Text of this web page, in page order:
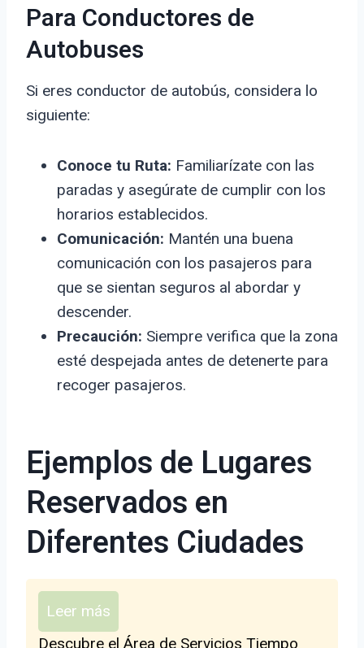
Para Conductores de
Autobuses
Si eres conductor de autobús, considera lo
siguiente:
Conoce tu Ruta: Familiarízate con las
paradas y asegúrate de cumplir con los
horarios establecidos.
Comunicación: Mantén una buena
comunicación con los pasajeros para
que se sientan seguros al abordar y
descender.
Precaución: Siempre verifica que la zona
esté despejada antes de detenerte para
recoger pasajeros.
Ejemplos de Lugares
Reservados en
Diferentes Ciudades
Leer más
Descubre el Área de Servicios Tiempo